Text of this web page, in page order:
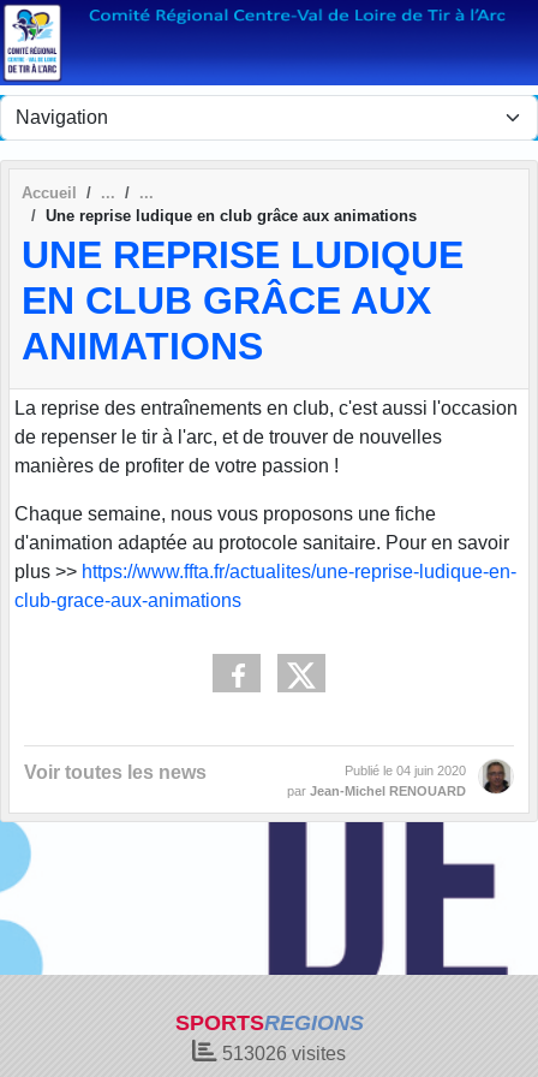
Accueil
Une reprise ludique en club grâce aux animations
UNE REPRISE LUDIQUE
EN CLUB GRÂCE AUX
ANIMATIONS
La reprise des entraînements en club, c'est aussi l'occasion
de repenser le tir à l'arc, et de trouver de nouvelles
manières de profiter de votre passion !
Chaque semaine, nous vous proposons une fiche
d'animation adaptée au protocole sanitaire. Pour en savoir
plus >> https://www.ffta.fr/actualites/une-reprise-ludique-en-
club-grace-aux-animations
Voir toutes les news Publié le 04 juin 2020
par Jean-Michel RENOUARD
SPORTSREGIONS
513026 visites
Panneau de gestion des cookies